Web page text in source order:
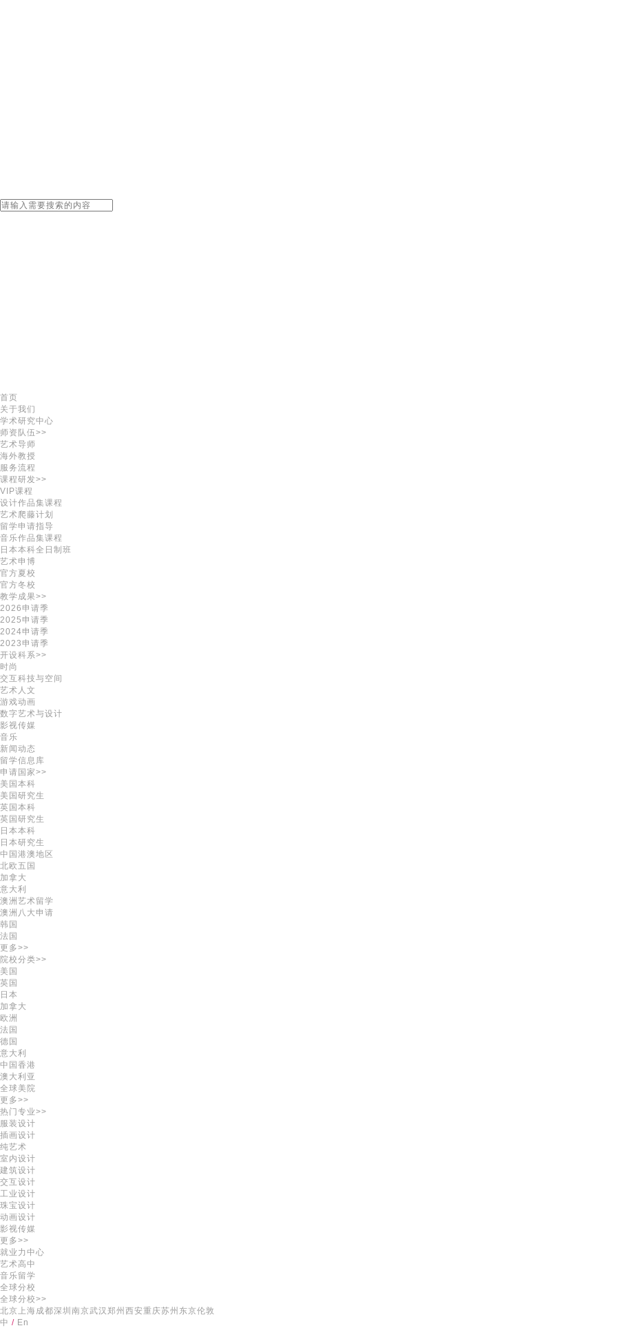
首页
关于我们
学术研究中心
师资队伍>>
艺术导师
海外教授
服务流程
课程研发>>
VIP课程
设计作品集课程
艺术爬藤计划
留学申请指导
音乐作品集课程
日本本科全日制班
艺术申博
官方夏校
官方冬校
教学成果>>
2026申请季
2025申请季
2024申请季
2023申请季
开设科系>>
时尚
交互科技与空间
艺术人文
游戏动画
数字艺术与设计
影视传媒
音乐
新闻动态
留学信息库
申请国家>>
美国本科
美国研究生
英国本科
英国研究生
日本本科
日本研究生
中国港澳地区
北欧五国
加拿大
意大利
澳洲艺术留学
澳洲八大申请
韩国
法国
更多>>
院校分类>>
美国
英国
日本
加拿大
欧洲
法国
德国
意大利
中国香港
澳大利亚
全球美院
更多>>
热门专业>>
服装设计
插画设计
纯艺术
室内设计
建筑设计
交互设计
工业设计
珠宝设计
动画设计
影视传媒
更多>>
就业力中心
艺术高中
音乐留学
全球分校
全球分校>>
北京 上海成都深圳 南京武汉 郑州 西安重庆苏州 东京伦敦
中 / En